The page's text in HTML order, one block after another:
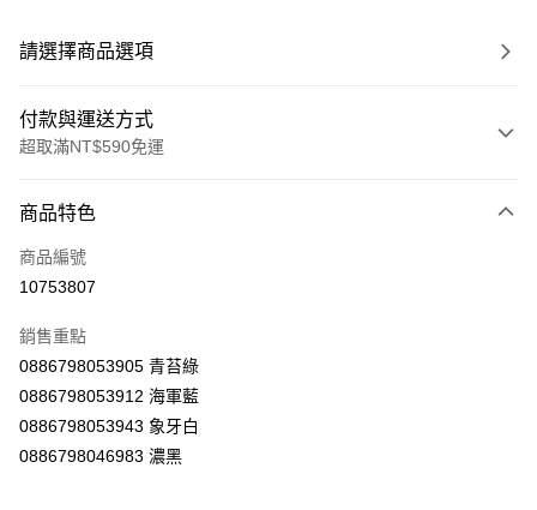
請選擇商品選項
付款與運送方式
超取滿NT$590免運
信用卡一次付款
超商取貨付款
Apple Pay
街口支付
悠遊付
商品特色
商品編號
10753807
銷售重點
0886798053905 青苔綠
0886798053912 海軍藍
0886798053943 象牙白
0886798046983 濃黑